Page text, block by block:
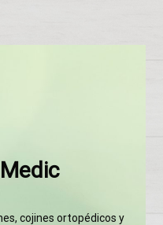
cojines ortopédicos y